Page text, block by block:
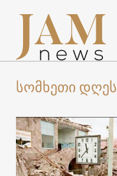
სომხეთი დღეს